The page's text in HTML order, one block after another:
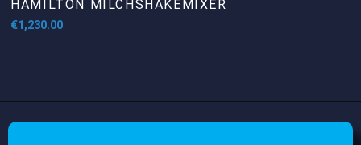
HAMILTON MILCHSHAKEMIXER
€1,230.00